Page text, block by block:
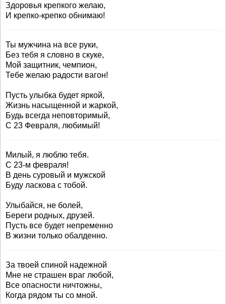
Здоровья крепкого желаю,
И крепко-крепко обнимаю!
Ты мужчина на все руки,
Без тебя я словно в скуке,
Мой защитник, чемпион,
Тебе желаю радости вагон!
Пусть улыбка будет яркой,
Жизнь насыщенной и жаркой,
Будь всегда неповторимый,
С 23 Февраля, любимый!
Милый, я люблю тебя.
С 23-м февраля!
В день суровый и мужской
Буду ласкова с тобой.
Улыбайся, не болей,
Береги родных, друзей.
Пусть все будет непременно
В жизни только обалденно.
За твоей спиной надежной
Мне не страшен враг любой,
Все опасности ничтожны,
Когда рядом ты со мной.